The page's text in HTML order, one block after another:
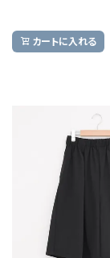
カートに入れる